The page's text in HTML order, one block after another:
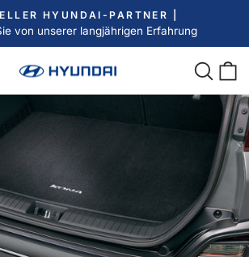
Pause
HYUNDAI-PARTNER |
von unserer langjährigen Erfahrung